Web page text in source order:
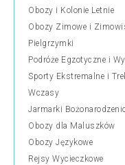
Obozy i Kolonie Letnie
Obozy Zimowe i
Pielgrzymki
Podróże Egzotyczne i
Sporty Ekstremalne i
Wczasy
Jarmarki
Obozy dla Maluszków
Obozy Językowe
Rejsy Wycieczkowe